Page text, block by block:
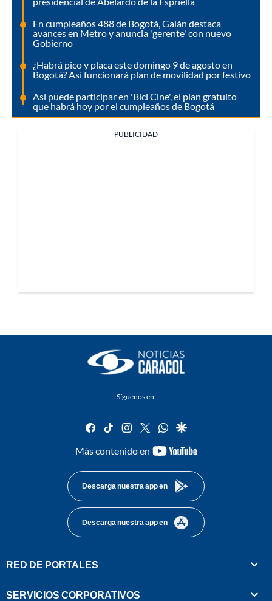
En cumpleaños 488 de Bogotá, Galán destaca
avances en Metro y anuncia 'gerente' con nuevo
Gobierno
¿Habrá pico y placa este domingo 9 de agosto en
Bogotá? Así funcionará plan de movilidad por festivo
Así puede participar en 'Bici Cine', el plan gratuito
que habrá hoy por el cumpleaños de Bogotá
PUBLICIDAD
Síguenos en:
facebook
tiktok instagram
twitterwhatsapp
google
Más contenido en
youtube-
Descarga nuestra app en
Descarga nuestra app en
RED DE PORTALES
SERVICIOS CORPORATIVOS